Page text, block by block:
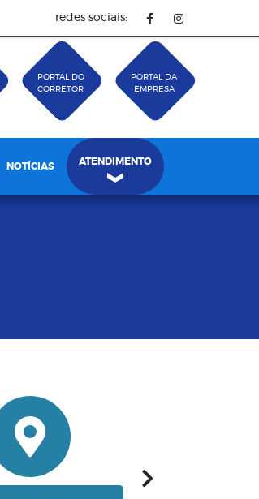
redes sociais:
PORTAL DO
CORRETOR
PORTAL DA
EMPRESA
NOTÍCIAS ATENDIMENTO
›